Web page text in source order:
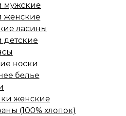
мужские
женские
ласины
детские
носки
белье
женские
(100% хлопок)